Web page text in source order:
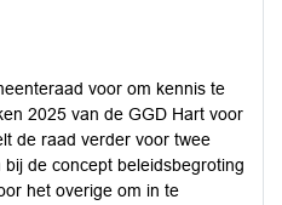
voor om kennis te
2025 van de GGD Hart voor
de raad verder voor twee
de concept beleidsbegroting
het overige om in te